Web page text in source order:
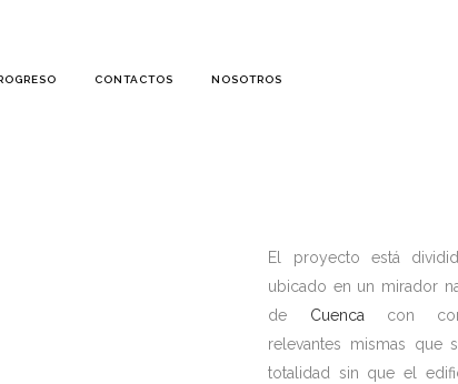
CONTACTOS NOSOTROS
El proyecto está
ubicado en un mirador
de Cuencacon
relevantes mismas que
totalidad sin que el